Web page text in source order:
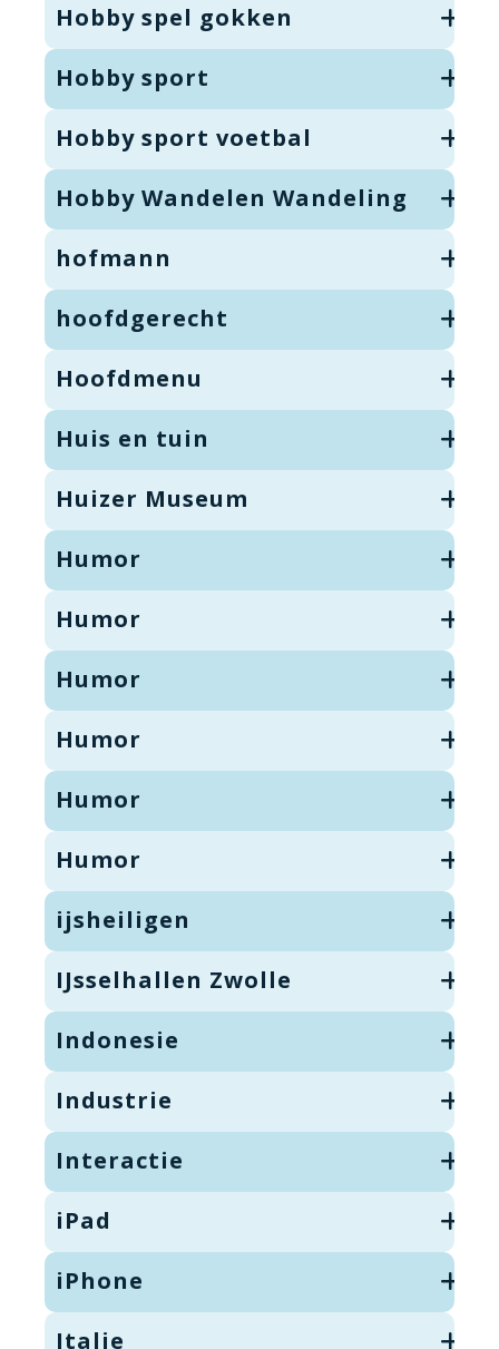
Hobby spel gokken
Hobby sport
Hobby sport voetbal
Hobby Wandelen Wandeling
hofmann
hoofdgerecht
Hoofdmenu
Huis en tuin
Huizer Museum
Humor
Humor
Humor
Humor
Humor
Humor
ijsheiligen
IJsselhallen Zwolle
Indonesie
Industrie
Interactie
iPad
iPhone
Italie